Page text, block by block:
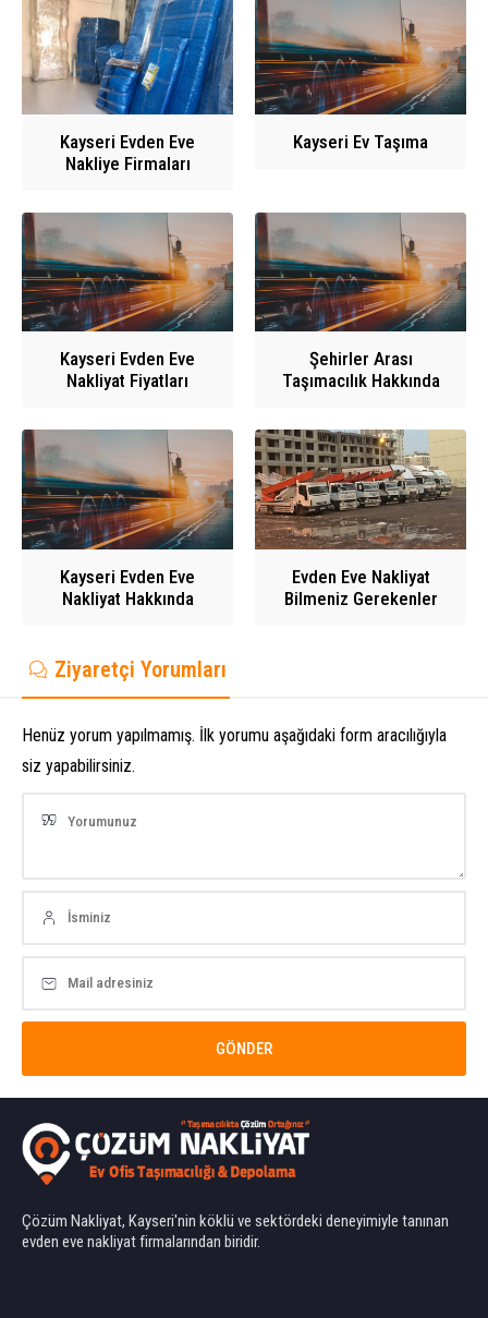
Kayseri Evden Eve
Nakliye Firmaları
Kayseri Ev Taşıma
Kayseri Evden Eve
Nakliyat Fiyatları
Şehirler Arası
Taşımacılık Hakkında
Kayseri Evden Eve
Nakliyat Hakkında
Evden Eve Nakliyat
Bilmeniz Gerekenler
Ziyaretçi Yorumları
Henüz yorum yapılmamış. İlk yorumu aşağıdaki form aracılığıyla
siz yapabilirsiniz.
Çözüm Nakliyat, Kayseri'nin köklü ve sektördeki deneyimiyle tanınan
evden eve nakliyat firmalarından biridir.